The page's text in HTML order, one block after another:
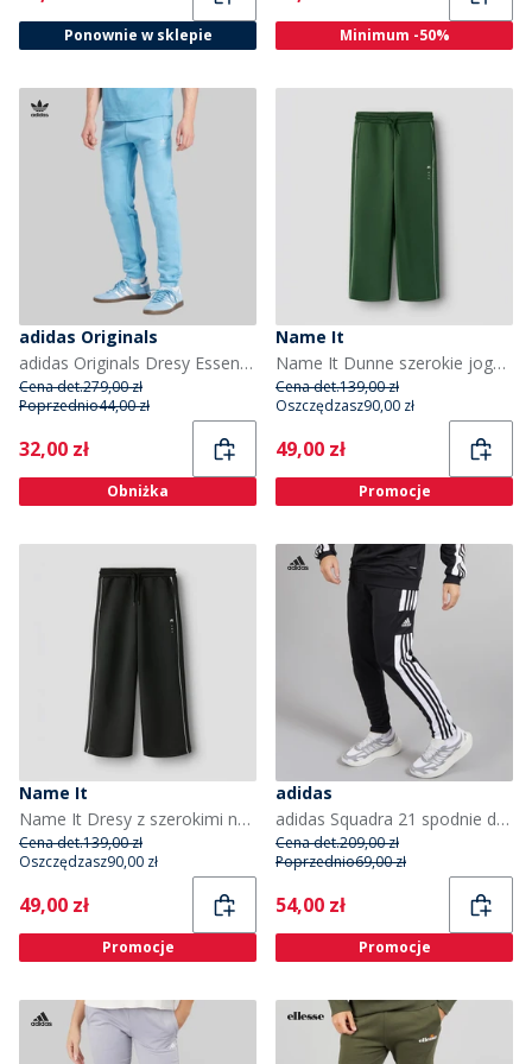
Ponownie w sklepie Minimum -50%
adidas Originals
adidas Originals Dresy Essentials Trefoil dla niego kolor Light Blue
Cena det.279,00 zł
Poprzednio44,00 zł
Current
32,00 zł
Obniżka
Name It
Name It Dunne szerokie joggersy dla dziewczynki kolor Greener Pastures
Cena det.139,00 zł
Oszczędzasz90,00 zł
Current
49,00 zł
Promocje
Name It
Name It Dresy z szerokimi nogawkami dla dziewczynki kolor Czarny
Cena det.139,00 zł
Oszczędzasz90,00 zł
Current
49,00 zł
Promocje
adidas
adidas Squadra 21 spodnie dresowe dla niego kolor czarno-biały
Cena det.209,00 zł
Poprzednio69,00 zł
Current
54,00 zł
Promocje